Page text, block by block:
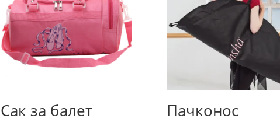
Сак за балет Пачконос